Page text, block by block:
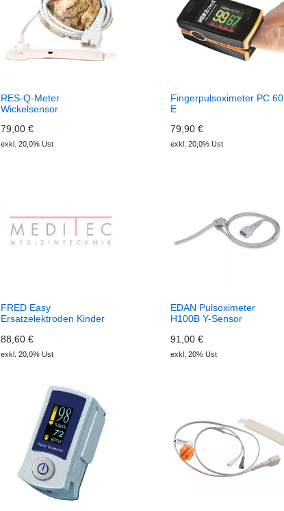
RES-Q-Meter
Wickelsensor
79,00 €
exkl. 20,0% Ust
Fingerpulsoximeter PC 60
E
79,90 €
exkl. 20,0% Ust
FRED Easy
Ersatzelektroden Kinder
88,60 €
exkl. 20,0% Ust
EDAN Pulsoximeter
H100B Y-Sensor
91,00 €
exkl. 20% Ust